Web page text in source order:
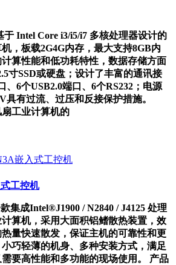
Intel Core i3/i5/i7 多核处理器设计的
，板载2G4G内存，最大支持8GB内
算性能和低功耗特性，数据存储方面
寸SSD或硬盘；设计了丰富的通讯接
、6个USB2.0端口、6个RS232；电源
具有过流、过压和反接保护措施。
工业计算机的
工控机
集成Intel®J1900 / N2840 / J4125 处理
算机，采用大面积铝鳍散热装置，效
量快速散发，保证主机的可靠性和更
巧轻薄的机身、多种安装方式，满足
要高性能和多功能的现场使用。 产品